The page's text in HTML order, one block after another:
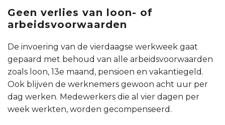
Geen verlies van loon- of
arbeidsvoorwaarden
De invoering van de vierdaagse werkweek gaat
gepaard met behoud van alle arbeidsvoorwaarden
zoals loon, 13e maand, pensioen en vakantiegeld.
Ook blijven de werknemers gewoon acht uur per
dag werken. Medewerkers die al vier dagen per
week werkten, worden gecompenseerd.